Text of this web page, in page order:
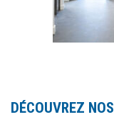
DÉCOUVREZ